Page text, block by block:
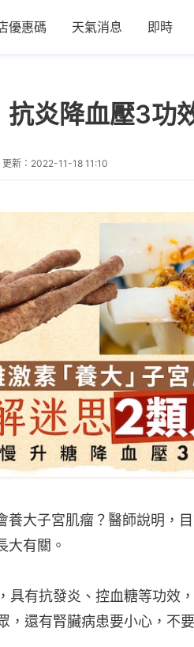
優惠碼 天氣消息 即時
抗炎降血壓3
更新： 2022-11-18 11:10
養大子宮肌瘤？醫師說明，
大有關。
具有抗發炎、控血糖等功效
，還有腎臟病患要小心，不